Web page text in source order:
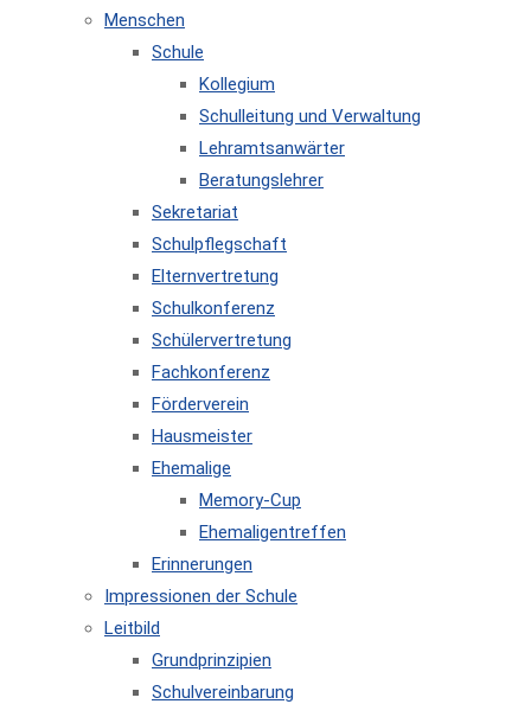
Menschen
Schule
Kollegium
Schulleitung und Verwaltung
Lehramtsanwärter
Beratungslehrer
Sekretariat
Schulpflegschaft
Elternvertretung
Schulkonferenz
Schülervertretung
Fachkonferenz
Förderverein
Hausmeister
Ehemalige
Memory-Cup
Ehemaligentreffen
Erinnerungen
Impressionen der Schule
Leitbild
Grundprinzipien
Schulvereinbarung